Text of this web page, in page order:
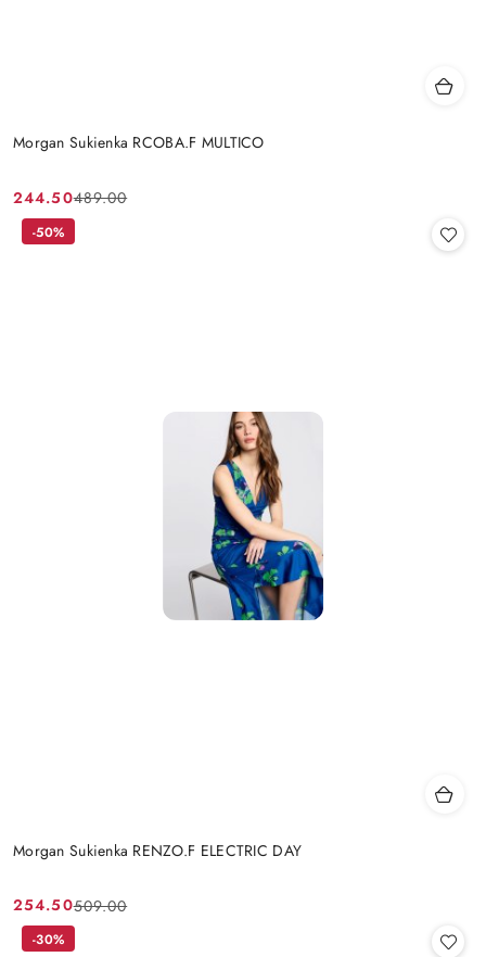
Morgan Sukienka RCOBA.F MULTICO
Cena
promocyjna:
244.50
Cena
przed
489.00
Morgan Sukienka RENZO.F ELECTRIC DAY
Cena
promocyjna:
254.50
Cena
przed
509.00
-50%
-30%